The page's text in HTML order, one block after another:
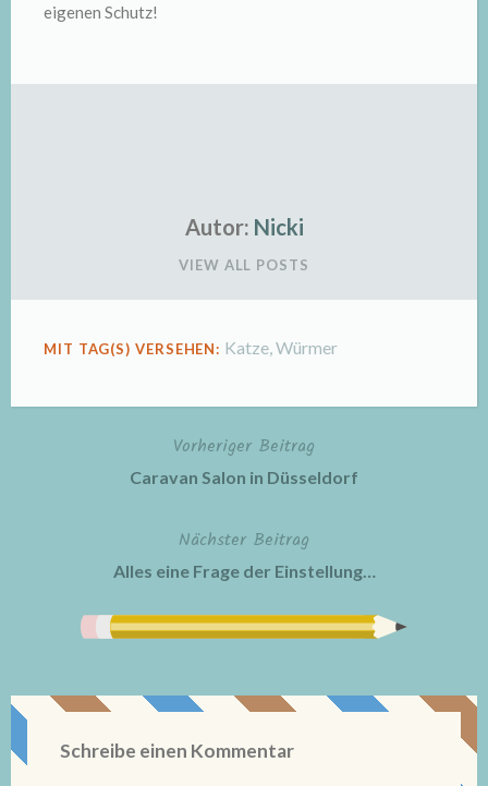
eigenen Schutz!
Autor: Nicki
VIEW ALL POSTS
MIT TAG(S) VERSEHEN: Katze,Würmer
BeitragsnavigationVorheriger Beitrag
Caravan Salon in Düsseldorf
Nächster Beitrag
Alles eine Frage der Einstellung…
Schreibe einen Kommentar